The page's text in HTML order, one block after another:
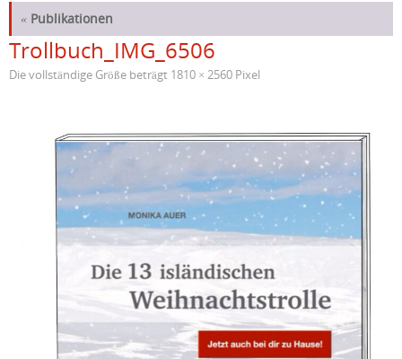
« Publikationen
Trollbuch_IMG_6506
Die vollständige Größe beträgt 1810 × 2560 Pixel